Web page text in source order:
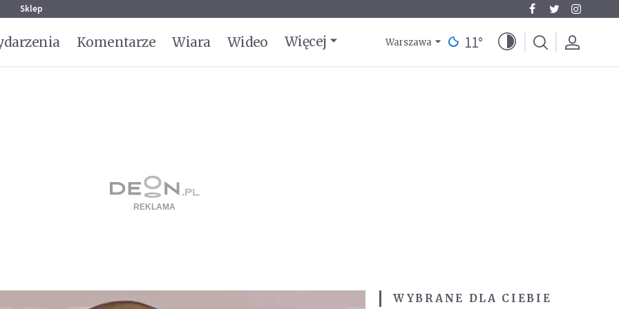
Sklep
Komentarze Wiara Wideo Więcej Warszawa 11°
WYBRANE DLA CIEBIE